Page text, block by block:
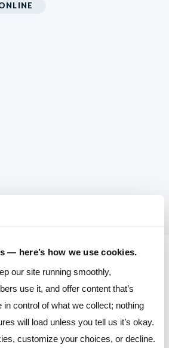
— here’s how we use cookies.
our site running smoothly,
use it, and offer content that’s
in control of what we collect; nothing
will load unless you tell us it’s okay.
customize your choices, or decline.